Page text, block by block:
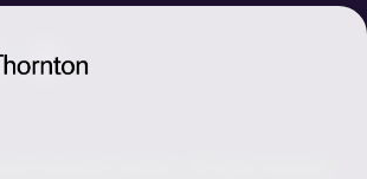
Australia Limited – All rights reserved.